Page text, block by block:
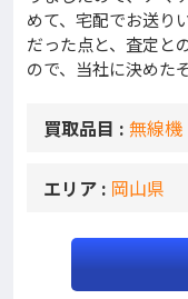
めて、宅配でお送り
だった点と、査定と
ので、当社に決めた
買取品目 : 無線機
エリア : 岡山県